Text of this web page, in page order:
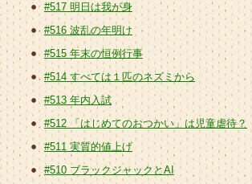
#517 明日は我が身
#516 波乱の年明け
#515 年末の恒例行事
#514 すべては１匹のネズミから
#513 年内入試
#512 「はじめてのおつかい」は児童虐待？
#511 実質的値上げ
#510 ブラックジャックとAI